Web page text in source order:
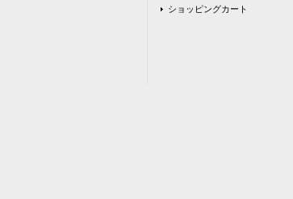
ショッピングカート